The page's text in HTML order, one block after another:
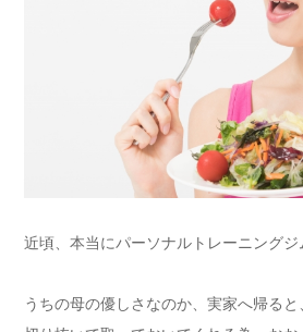
近頃、本当にパーソナルトレーニングジ
うちの母の優しさなのか、実家へ帰る